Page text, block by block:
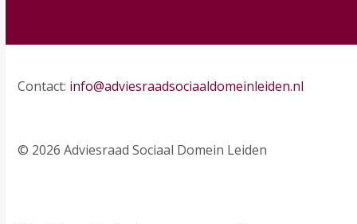
Contact: info@adviesraadsociaaldomeinleiden.nl
© 2026 Adviesraad Sociaal Domein Leiden